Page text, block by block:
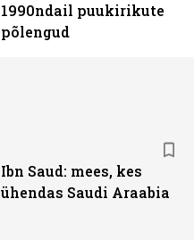
1990ndail puukirikute
põlengud
Ibn Saud: mees, kes
ühendas Saudi Araabia